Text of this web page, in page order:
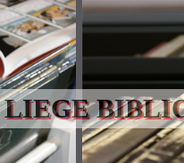
LIEGE